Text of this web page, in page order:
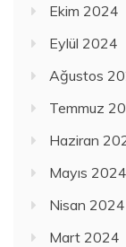
Ekim 2024
Eylül 2024
Ağustos
Temmuz
Haziran
Mayıs 2024
Nisan 2024
Mart 2024